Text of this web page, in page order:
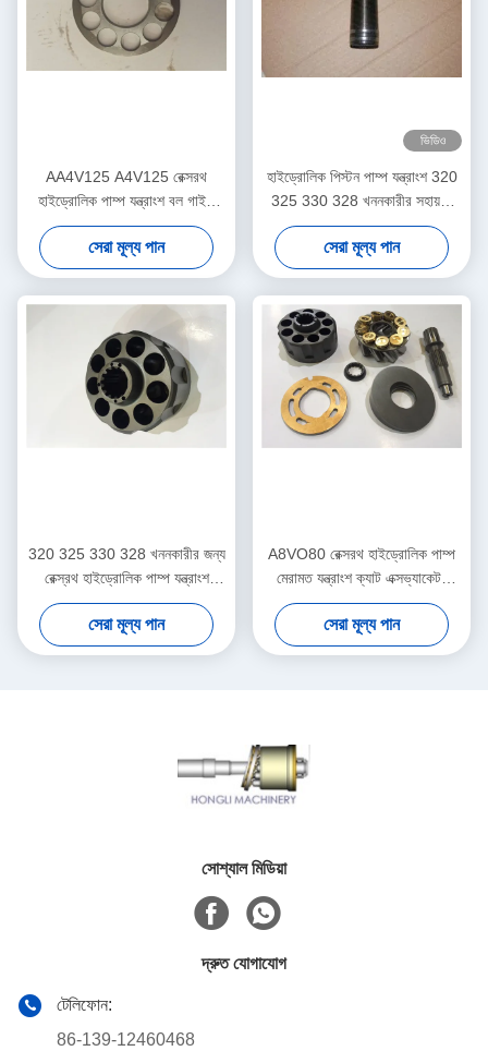
AA4V125 A4V125 রেক্সরথ
হাইড্রোলিক পাম্প যন্ত্রাংশ বল গাইড
তেল সীল খাদ সীল অন্তর্ভুক্ত
সেরা মূল্য পান
ভিডিও
হাইড্রোলিক পিস্টন পাম্প যন্ত্রাংশ 320
325 330 328 খননকারীর সহায়তা
EX200 সিরিজ
সেরা মূল্য পান
320 325 330 328 খননকারীর জন্য
রেক্স্রথ হাইড্রোলিক পাম্প যন্ত্রাংশ
পুনর্নির্মাণ
সেরা মূল্য পান
A8VO80 রেক্সরথ হাইড্রোলিক পাম্প
মেরামত যন্ত্রাংশ ক্যাট এক্সভ্যাকেটর
মেরামত আইএসও
সেরা মূল্য পান
সোশ্যাল মিডিয়া
দ্রুত যোগাযোগ
টেলিফোন:
86-139-12460468